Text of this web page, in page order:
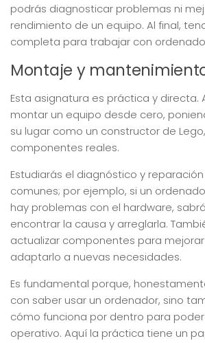
podrás diagnosticar problemas ni
rendimiento de un equipo. Al final,
completa para trabajar con
Montaje y
Esta asignatura es práctica y directa.
montar un equipo desde cero,
su lugar como un constructor de
componentes reales.
Estudiarás el diagnóstico y
comunes; por ejemplo, si un
hay problemas con el hardware,
encontrar la causa y arreglarla.
actualizar componentes para
adaptarlo a nuevas necesidades.
Es fundamental porque,
con saber usar un ordenador, sino
cómo funciona por dentro para
operativo. Aquí la práctica tiene un